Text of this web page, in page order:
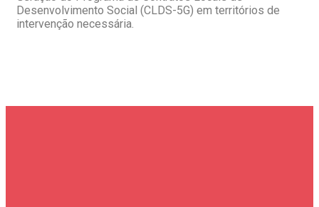
Desenvolvimento Social (CLDS-5G) em territórios de
intervenção necessária.